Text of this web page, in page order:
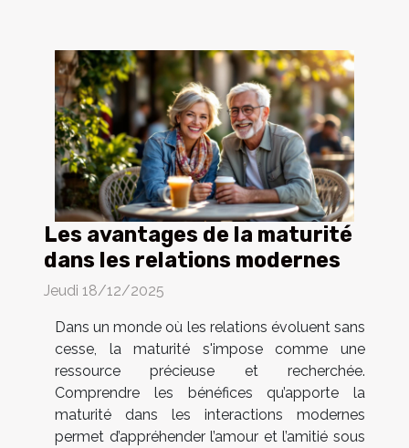
Les avantages de la maturité
dans les relations modernes
Jeudi 18/12/2025
Dans un monde où les relations évoluent sans
cesse, la maturité s'impose comme une
ressource précieuse et recherchée.
Comprendre les bénéfices qu’apporte la
maturité dans les interactions modernes
permet d’appréhender l’amour et l’amitié sous